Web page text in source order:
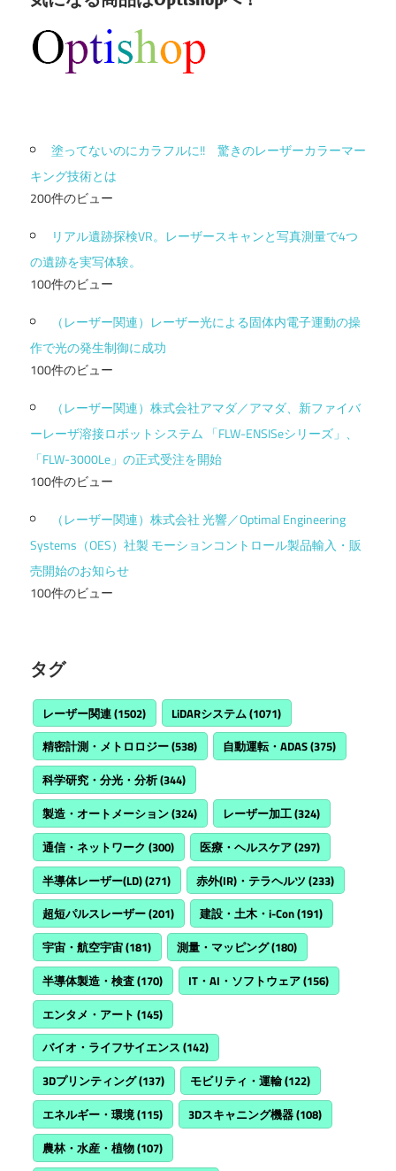
塗ってないのにカラフルに!! 驚きのレーザーカラーマー
キング技術とは
200件のビュー
リアル遺跡探検VR。レーザースキャンと写真測量で4つ
の遺跡を実写体験。
100件のビュー
（レーザー関連）レーザー光による固体内電子運動の操
作で光の発生制御に成功
100件のビュー
（レーザー関連）株式会社アマダ／アマダ、新ファイバ
ーレーザ溶接ロボットシステム 「FLW-ENSISeシリーズ」、
「FLW-3000Le」の正式受注を開始
100件のビュー
（レーザー関連）株式会社 光響／Optimal Engineering
Systems（OES）社製 モーションコントロール製品輸入・販
売開始のお知らせ
100件のビュー
タグ
レーザー関連(1502) LiDARシステム(1071)
精密計測・メトロロジー(538) 自動運転・ADAS(375)
科学研究・分光・分析(344)
製造・オートメーション(324) レーザー加工(324)
通信・ネットワーク (300) 医療・ヘルスケア(297)
半導体レーザー(LD)(271) 赤外(IR)・テラヘルツ (233)
超短パルスレーザー(201) 建設・土木・i-Con(191)
宇宙・航空宇宙(181) 測量・マッピング(180)
半導体製造・検査(170) IT・AI・ソフトウェア(156)
エンタメ・アート (145)
バイオ・ライフサイエンス (142)
3Dプリンティング(137) モビリティ・運輸(122)
エネルギー・環境(115) 3Dスキャニング機器(108)
農林・水産・植物(107)